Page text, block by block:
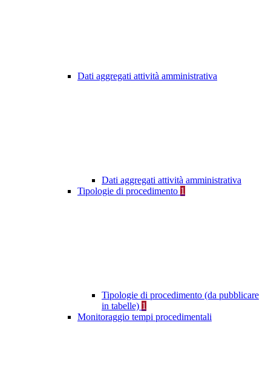
Dati aggregati attività amministrativa
Dati aggregati attività amministrativa
Tipologie di procedimento 1
Tipologie di procedimento (da pubblicare
in tabelle) 1
Monitoraggio tempi procedimentali